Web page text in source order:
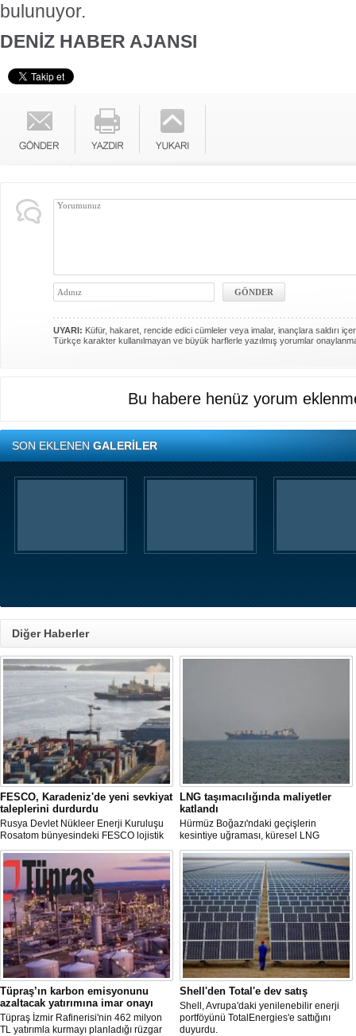
bulunuyor.
DENİZ HABER AJANSI
UYARI: Küfür, hakaret, rencide edici cümleler veya imalar, inançlara saldırı
Türkçe karakter kullanılmayan ve büyük harflerle yazılmış yorumlar
Bu habere henüz yorum
SON EKLENENGALERİLER
Diğer Haberler
FESCO, Karadeniz'de yeni sevkiyat
taleplerini durdurdu
Rusya Devlet Nükleer Enerji Kuruluşu
Rosatom bünyesindeki FESCO lojistik
şirketi, Karadeniz üzerinden yapılacak
sevkiyatlara ilişkin yeni taleplerin
kabulünü geçici olarak durdurdu.
LNG taşımacılığında maliyetler
katlandı
Hürmüz Boğazı'ndaki geçişlerin
kesintiye uğraması, küresel LNG
arzında aksamalara yol açarken sefer
sürelerini uzattı ve gemi kiralama ile
deniz yakıtı maliyetlerini 2022 enerji
krizinden bu yana en yüksek seviyelere
çıkardı.
Tüpraş’ın karbon emisyonunu
azaltacak yatırımına imar onayı
Tüpraş İzmir Rafinerisi'nin 462 milyon
TL yatırımla kurmayı planladığı rüzgar
Shell'den Total'e dev satış
Shell, Avrupa'daki yenilenebilir enerji
portföyünü TotalEnergies'e sattığını
duyurdu.